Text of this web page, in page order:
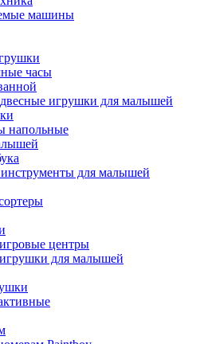
машины
часы
игрушки для малышей
напольные
для малышей
центры
для малышей